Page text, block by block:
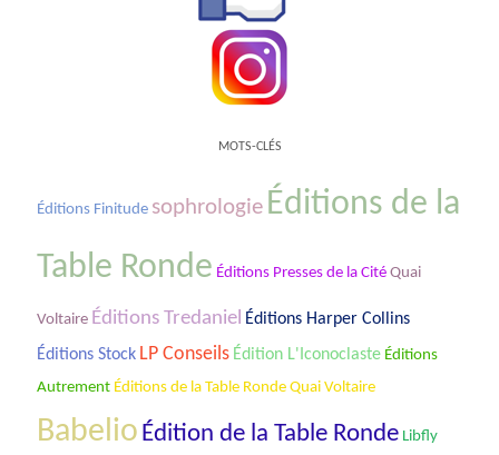
MOTS-CLÉS
Éditions Finitude sophrologie Éditions de la
Table Ronde Éditions Presses de la Cité Quai
Voltaire Éditions Tredaniel Éditions Harper Collins
Éditions Stock LP Conseils Édition L'Iconoclaste Éditions
Autrement Éditions de la Table Ronde Quai Voltaire
Babelio Édition de la Table Ronde Libfly